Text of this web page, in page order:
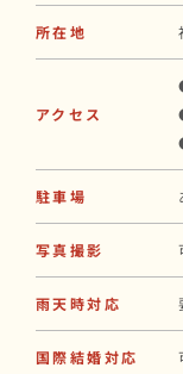
所在地
アクセス
駐車場
写真撮影
雨天時対応
国際結婚対応